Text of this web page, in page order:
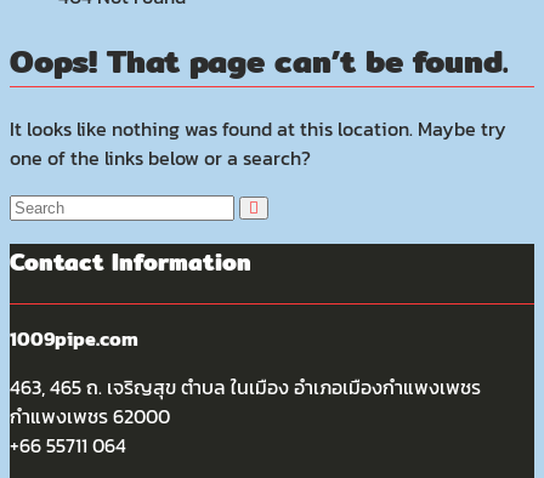
Oops! That page can’t be found.
It looks like nothing was found at this location. Maybe try
one of the links below or a search?
Contact Information
1009pipe.com
463, 465 ถ. เจริญสุข ตำบล ในเมือง อำเภอเมืองกำแพงเพชร
กำแพงเพชร 62000
+66 55711 064